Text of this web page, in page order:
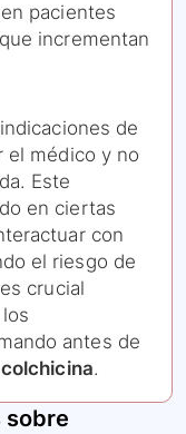
pacientes
incrementan
de
el médico y no
Este
en ciertas
con
el riesgo de
crucial
antes de
.
sobre